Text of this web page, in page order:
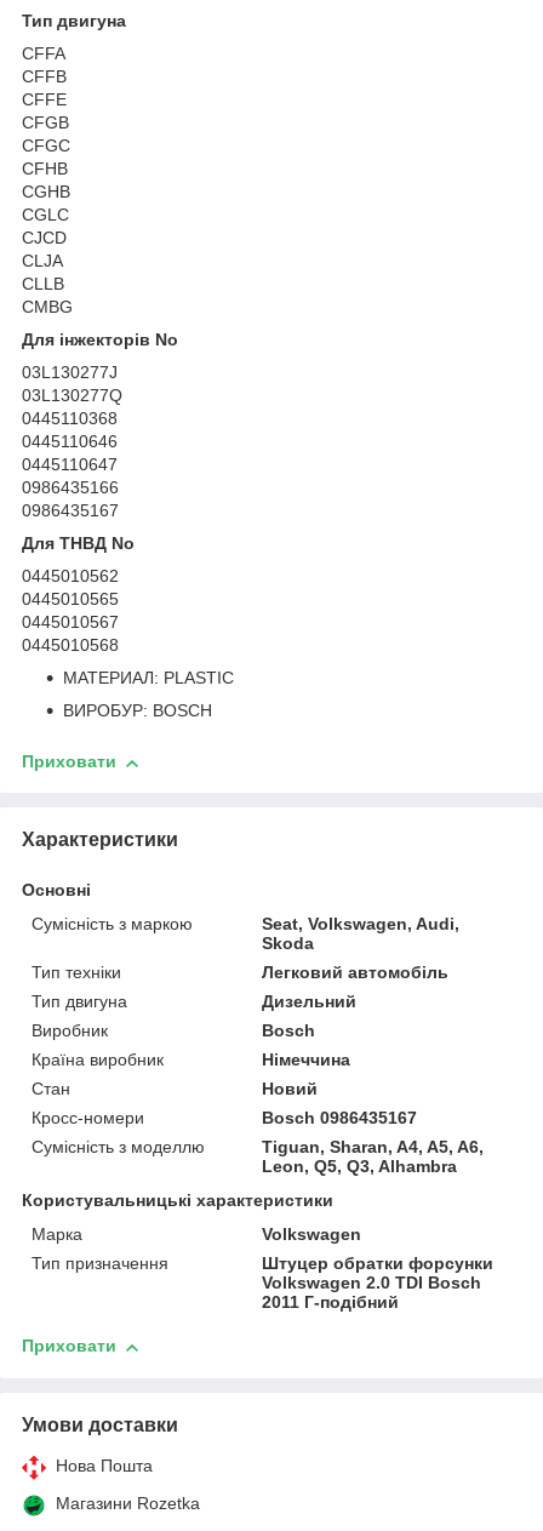
Тип двигуна
CFFA
CFFB
CFFE
CFGB
CFGC
CFHB
CGHB
CGLC
CJCD
CLJA
CLLB
CMBG
Для інжекторів No
03L130277J
03L130277Q
0445110368
0445110646
0445110647
0986435166
0986435167
Для ТНВД No
0445010562
0445010565
0445010567
0445010568
МАТЕРИАЛ: PLASTIC
ВИРОБУР: BOSCH
Приховати
Характеристики
Основні
Сумісність з маркою
Seat, Volkswagen, Audi,
Skoda
Тип техніки
Легковий автомобіль
Тип двигуна
Дизельний
Виробник
Bosch
Країна виробник
Німеччина
Стан
Новий
Кросс-номери
Bosch 0986435167
Сумісність з моделлю
Tiguan, Sharan, A4, A5, A6,
Leon, Q5, Q3, Alhambra
Користувальницькі характеристики
Марка
Volkswagen
Тип призначення
Штуцер обратки форсунки
Volkswagen 2.0 TDI Bosch
2011 Г-подібний
Приховати
Умови доставки
Нова Пошта
Магазини Rozetka